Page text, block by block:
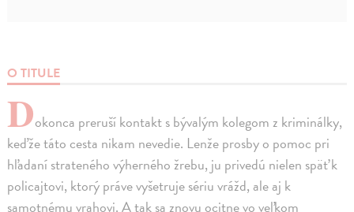
O TITULE
Dokonca preruší kontakt s bývalým kolegom z kriminálky,
keďže táto cesta nikam nevedie. Lenže prosby o pomoc pri
hľadaní strateného výherného žrebu, ju privedú nielen späť k
policajtovi, ktorý práve vyšetruje sériu vrážd, ale aj k
samotnému vrahovi. A tak sa znovu ocitne vo veľkom